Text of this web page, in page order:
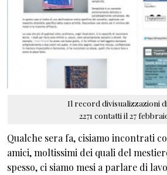
Il record divisualizzazioni
2271 contatti il 27
Qualche sera fa, cisiamo incontrati
amici, moltissimi dei quali del
spesso, ci siamo mesi a parlare di